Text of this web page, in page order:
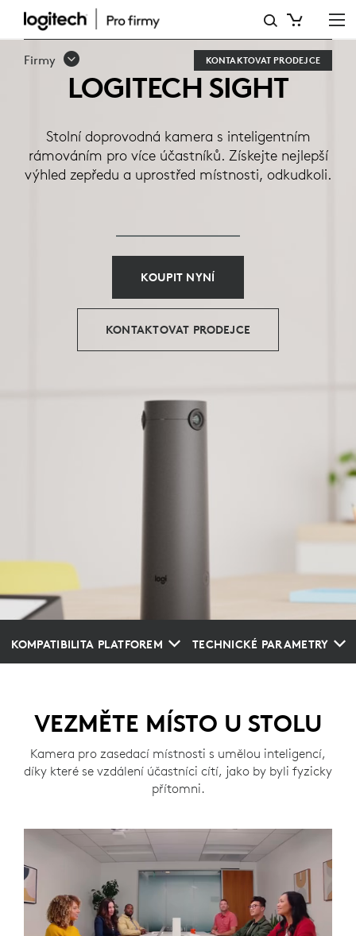
LOGITECH
SIGHT
Firmy KONTAKTOVAT PRODEJCE
LOGITECH SIGHT
Stolní doprovodná kamera s inteligentním
rámováním pro více účastníků. Získejte nejlepší
výhled zepředu a uprostřed místnosti, odkudkoli.
KOUPIT NYNÍ
KONTAKTOVAT PRODEJCE
KOMPATIBILITA PLATFOREM TECHNICKÉ PARAMETRY
VEZMĚTE MÍSTO U STOLU
Kamera pro zasedací místnosti s umělou inteligencí,
díky které se vzdálení účastníci cítí, jako by byli fyzicky
přítomni.